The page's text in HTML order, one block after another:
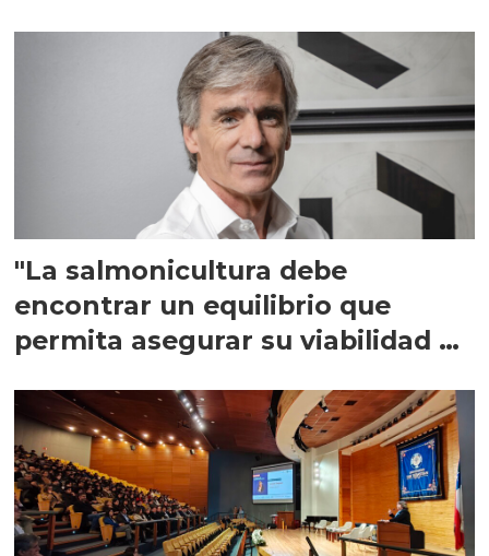
"La salmonicultura debe
encontrar un equilibrio que
permita asegurar su viabilidad de